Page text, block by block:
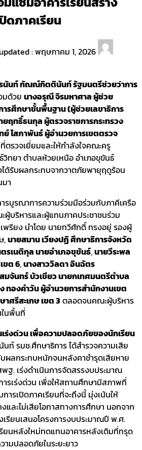
ดภาคเรียน
:พฤษภาคม 1, 2026
นันท์ กัณณ์กิตตินันท์ รัฐมนตรีช่วยว่าการ
ด้วย นางอรุณี จิรมหาศาล ผู้ช่วย
ารศึกษาขั้นพื้นฐาน (ผู้ช่วยเลขาธิการ
ยฤทธิ์ธนกุล ผู้ตรวจราชการกระทรวง
ย์ โสภาพันธ์ ผู้อำนวยการเขตตรวจ
รวจเยี่ยมและให้กำลังใจคณะครู
ทยา ตำบลห้วยเหนือ อำเภอขุขันธ์
ด้รับผลกระทบจากวาตภัยพายุฤดูร้อน
า
รบูรณาการความร่วมมือร่วมกับภาคีเครือ
บริหารและผู้แทนภาคประชาชนร่วม
พรียง นำโดย นายทวีศักดิ์ ทรงอยู่ รองผู้
,นายสมาน เวียงปฏิ ศึกษาธิการจังหวัด
รเนติกุล นายอำเภอขุขันธ์,นายวีระพล
ขต 6,นางสาววิลดา อินฉัตร
มจันทร์ บัวเขียว นายกเทศมนตรีตำบล
ทองคำวัน ผู้อำนวยการสำนักงานเขต
ศรีสะเกษ เขต 3 ตลอดจนคณะผู้บริหาร
นพื้นที่
ร่งด่วน เพื่อความปลอดภัยของนักเรียน
รมช.ศึกษาธิการ ได้สำรวจความเสีย
ผลกระทบหนักจนหลังคาชำรุดเสียหาย
ฐ. เร่งดำเนินการจัดสรรงบประมาณ
รเร่งด่วน เพื่อให้สถานศึกษามีสภาพที่
รเปิดภาคเรียนที่จะถึงนี้ มุ่งเน้นให้
ละไม่เสียโอกาสทางการศึกษา นอกจาก
เรียนเสนอโครงการงบประมาณปี พ.ศ.
รียนหลังใหม่ทดแทนอาคารหลังเดิมที่ทรุด
ามปลอดภัยในระยะยาว